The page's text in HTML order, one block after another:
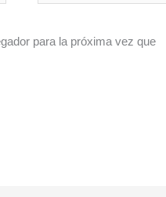
para la próxima vez que